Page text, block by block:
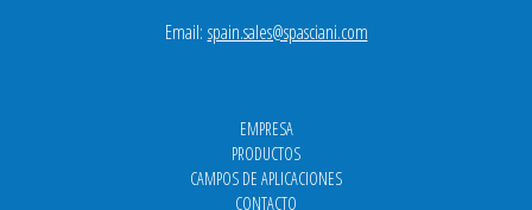
Email: spain.sales@spasciani.com
EMPRESA
PRODUCTOS
CAMPOS DE APLICACIONES
CONTACTO